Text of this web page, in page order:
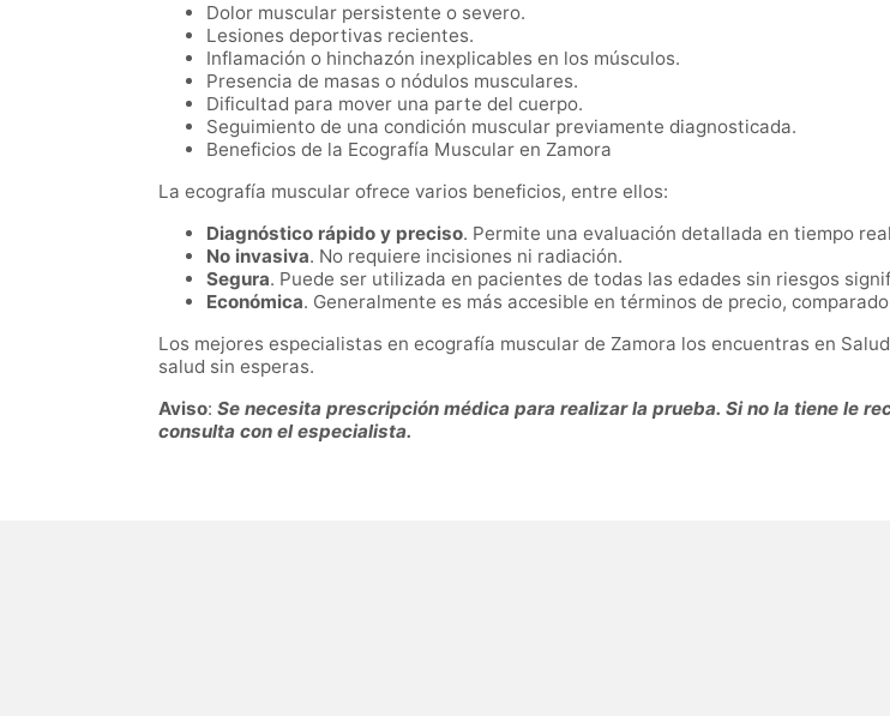
Dolor muscular persistente o severo.
Lesiones deportivas recientes.
Inflamación o hinchazón inexplicables en los músculos.
Presencia de masas o nódulos musculares.
Dificultad para mover una parte del cuerpo.
Seguimiento de una condición muscular previamente diagnosticada.
Beneficios de la Ecografía Muscular en Zamora
La ecografía muscular ofrece varios beneficios, entre ellos:
Diagnóstico rápido y preciso. Permite una evaluación detallada en tiempo
No invasiva. No requiere incisiones ni radiación.
Segura. Puede ser utilizada en pacientes de todas las edades sin riesgos
Económica. Generalmente es más accesible en términos de precio,
Los mejores especialistas en ecografía muscular de Zamora los encuentras en
salud sin esperas.
Aviso: Se necesita prescripción médica para realizar la prueba. Si no la tiene le
consulta con el especialista.